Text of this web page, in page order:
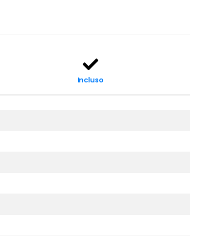
Incluso